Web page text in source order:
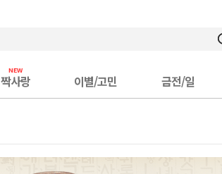
짝사랑 이별/고민 금전/일